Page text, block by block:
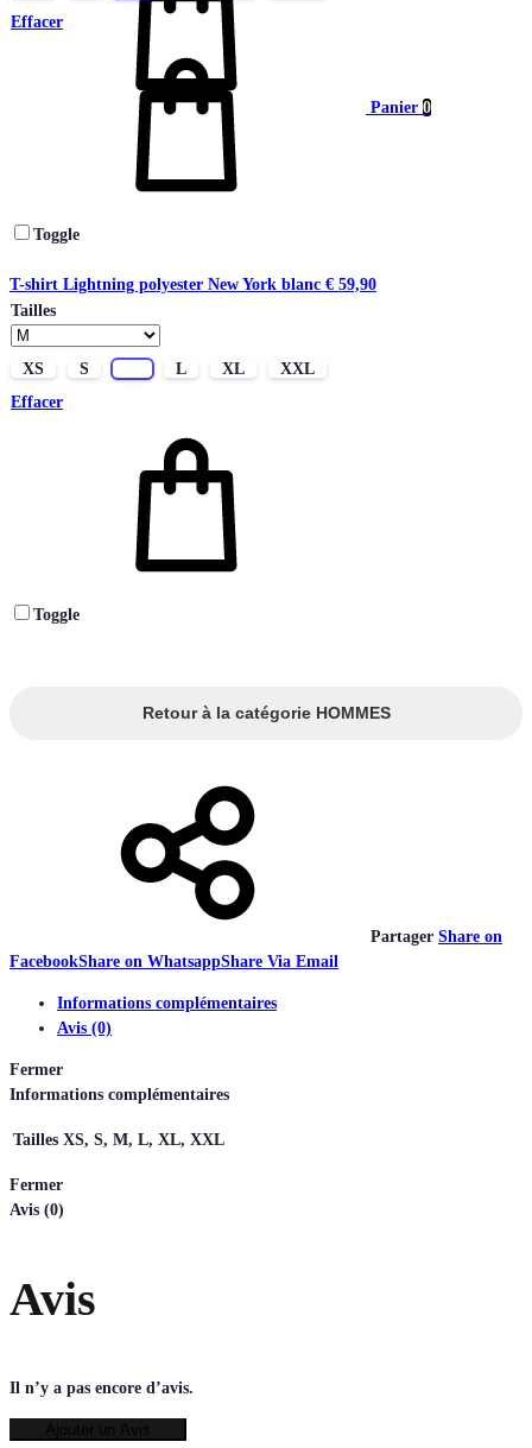
Panier 0
Effacer
Toggle
T-shirt Lightning polyester New York blanc € 59,90
Tailles
XS S L XL
XXL
Effacer
Toggle
Retour à la catégorie HOMMES
Partager Share on
FacebookShare on WhatsappShare Via Email
Informations complémentaires
Avis (0)
Fermer
Informations complémentaires
Tailles XS, S, M, L, XL, XXL
Fermer
Avis (0)
Avis
Il n’y a pas encore d’avis.